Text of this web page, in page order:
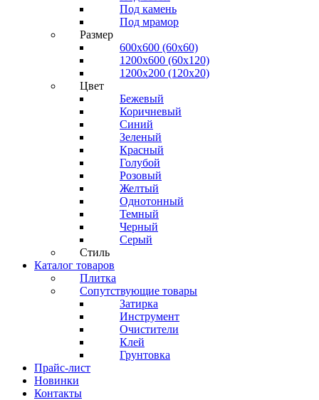
Под камень
Под мрамор
Размер
600х600 (60х60)
1200х600 (60х120)
1200х200 (120x20)
Цвет
Бежевый
Коричневый
Синий
Зеленый
Красный
Голубой
Розовый
Желтый
Однотонный
Темный
Черный
Серый
Стиль
Каталог товаров
Плитка
Сопутствующие товары
Затирка
Инструмент
Очистители
Клей
Грунтовка
Прайс-лист
Новинки
Контакты